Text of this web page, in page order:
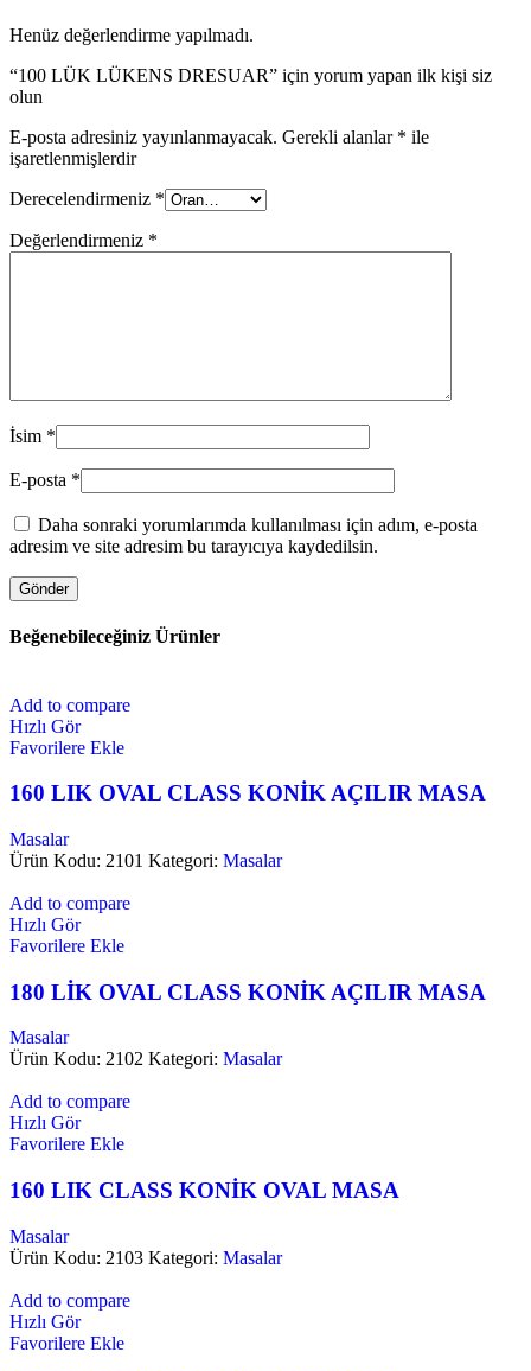
Henüz değerlendirme yapılmadı.
“100 LÜK LÜKENS DRESUAR” için yorum yapan ilk kişi siz
olun
E-posta adresiniz yayınlanmayacak. Gerekli alanlar * ile
işaretlenmişlerdir
Derecelendirmeniz *
Değerlendirmeniz *
İsim *
E-posta *
Daha sonraki yorumlarımda kullanılması için adım, e-posta
adresim ve site adresim bu tarayıcıya kaydedilsin.
Beğenebileceğiniz Ürünler
Add to compare
Hızlı Gör
Favorilere Ekle
160 LIK OVAL CLASS KONİK AÇILIR MASA
Masalar
Ürün Kodu: 2101 Kategori: Masalar
Add to compare
Hızlı Gör
Favorilere Ekle
180 LİK OVAL CLASS KONİK AÇILIR MASA
Masalar
Ürün Kodu: 2102 Kategori: Masalar
Add to compare
Hızlı Gör
Favorilere Ekle
160 LIK CLASS KONİK OVAL MASA
Masalar
Ürün Kodu: 2103 Kategori: Masalar
Add to compare
Hızlı Gör
Favorilere Ekle